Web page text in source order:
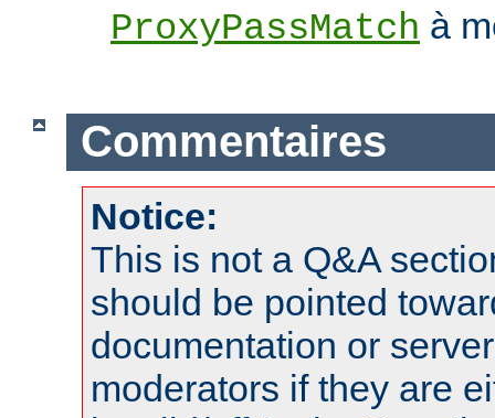
ProxyPassMatch à
Commentaires
Notice:
This is not a Q&A
should be pointed
documentation or
moderators if they are